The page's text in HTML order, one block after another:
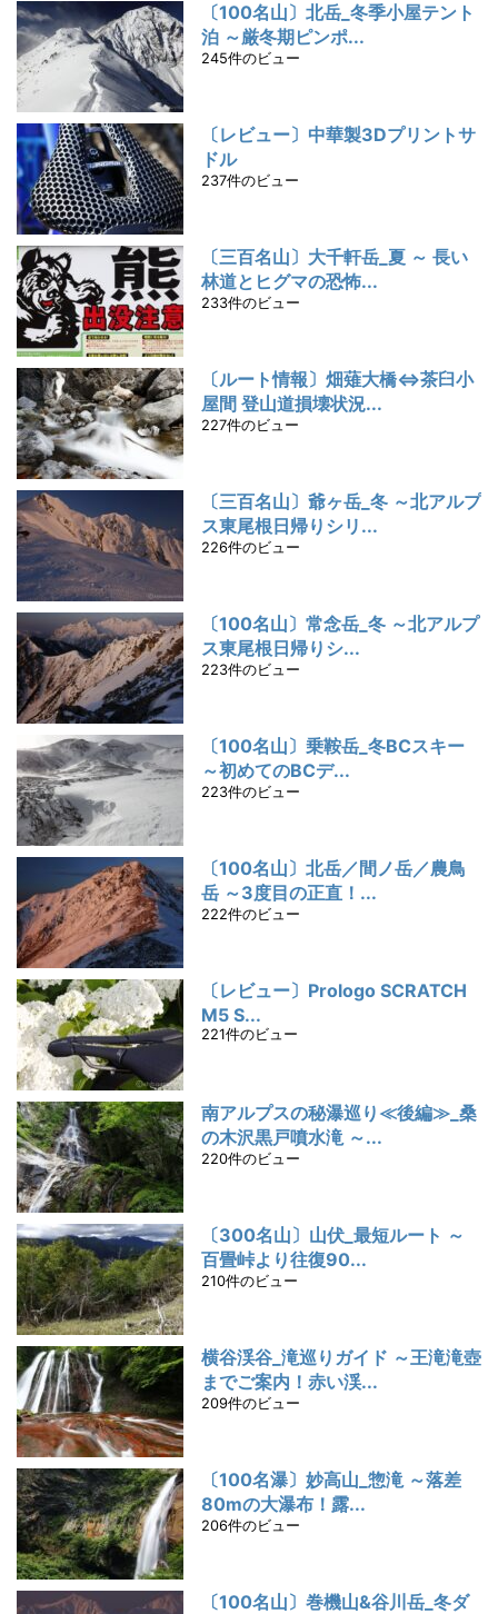
〔100名山〕北岳_冬季小屋テント
泊 ～厳冬期ピンポ...
245件のビュー
〔レビュー〕中華製3Dプリントサ
ドル
237件のビュー
〔三百名山〕大千軒岳_夏 ～ 長い
林道とヒグマの恐怖...
233件のビュー
〔ルート情報〕畑薙大橋⇔茶臼小
屋間 登山道損壊状況...
227件のビュー
〔三百名山〕爺ヶ岳_冬 ～北アルプ
ス東尾根日帰りシリ...
226件のビュー
〔100名山〕常念岳_冬 ～北アルプ
ス東尾根日帰りシ...
223件のビュー
〔100名山〕乗鞍岳_冬BCスキー
～初めてのBCデ...
223件のビュー
〔100名山〕北岳／間ノ岳／農鳥
岳 ～3度目の正直！...
222件のビュー
〔レビュー〕Prologo SCRATCH
M5 S...
221件のビュー
南アルプスの秘瀑巡り≪後編≫_桑
の木沢黒戸噴水滝 ～...
220件のビュー
〔300名山〕山伏_最短ルート ～
百畳峠より往復90...
210件のビュー
横谷渓谷_滝巡りガイド ～王滝滝壺
までご案内！赤い渓...
209件のビュー
〔100名瀑〕妙高山_惣滝 ～落差
80mの大瀑布！露...
206件のビュー
〔100名山〕巻機山&谷川岳_冬ダ